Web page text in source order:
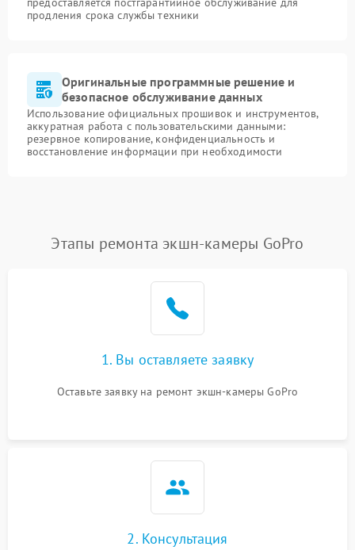
продления срока службы техники
Оригинальные программные решение и
безопасное обслуживание данных
Использование официальных прошивок и инструментов,
аккуратная работа с пользовательскими данными:
резервное копирование, конфиденциальность и
восстановление информации при необходимости
Этапы ремонта экшн-камеры GoPro
1. Вы оставляете заявку
Оставьте заявку на ремонт экшн-камеры GoPro
2. Консультация